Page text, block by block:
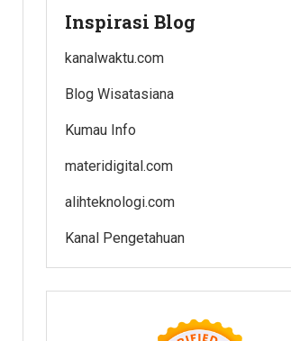
Inspirasi Blog
kanalwaktu.com
Blog Wisatasiana
Kumau Info
materidigital.com
alihteknologi.com
Kanal Pengetahuan